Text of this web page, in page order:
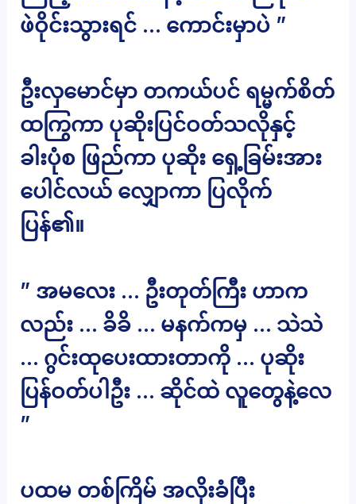
ဖဲဝိုင်းသွားရင် … ကောင်းမှာပဲ ”
ဦးလှမောင်မှာ တကယ်ပင် ရမ္မက်စိတ်
ထကြွကာ ပုဆိုးပြင်ဝတ်သလိုနှင့်
ခါးပုံစ ဖြည်ကာ ပုဆိုး ရှေ့ခြမ်းအား
ပေါင်လယ် လျှောကာ ပြလိုက်
ပြန်၏။
” အမလေး … ဦးတုတ်ကြီး ဟာက
လည်း … ခိခိ … မနက်ကမှ … သဲသဲ
… ဂွင်းထုပေးထားတာကို … ပုဆိုး
ပြန်ဝတ်ပါဦး … ဆိုင်ထဲ လူတွေနဲ့လေ
”
ပထမ တစ်ကြိမ် အလိုးခံပြီး